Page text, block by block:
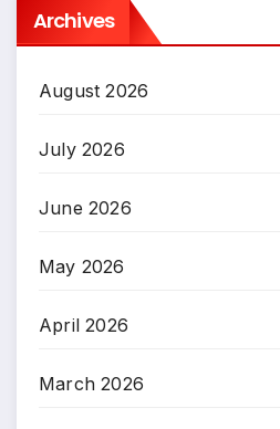
Archives
August 2026
July 2026
June 2026
May 2026
April 2026
March 2026